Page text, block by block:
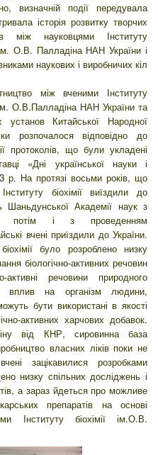
визначній події передувала
історія розвитку творчих
між науковцями Інституту
ім. О.В. Палладіна НАН України і
наукових і виробничих кіл
між вченими Інституту
ім. О.В.Палладіна НАН України та
установ Китайської Народної
розпочалося відповідно до
протоколів, що були укладені
«Дні української науки і
р. На протязі восьми років, що
біохімії виїздили до
Шаньдунської Академії наук з
потім і з проведенням
вчені приїздили до України.
було розроблено низку
біологічно-активних речовин
активні речовини природного
вплив на організм людини,
бути використані в якості
активних харчових добавок.
від КНР, сировинна база
власних ліків поки не
зацікавилися розробками
низку спільних досліджень і
а зараз йдеться про можливе
препаратів на основі
Інституту біохімії ім.О.В.